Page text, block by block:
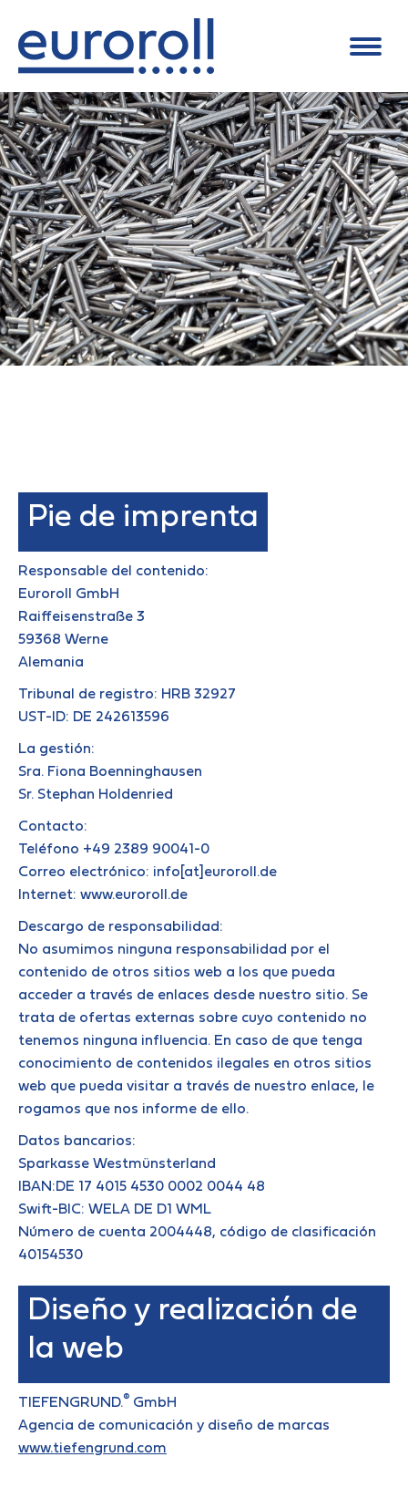
Pie de imprenta
Responsable del contenido:
Euroroll GmbH
Raiffeisenstraße 3
59368 Werne
Alemania
Tribunal de registro: HRB 32927
UST-ID: DE 242613596
La gestión:
Sra. Fiona Boenninghausen
Sr. Stephan Holdenried
Contacto:
Teléfono +49 2389 90041-0
Correo electrónico: info[at]euroroll.de
Internet: www.euroroll.de
Descargo de responsabilidad:
No asumimos ninguna responsabilidad por el
contenido de otros sitios web a los que pueda
acceder a través de enlaces desde nuestro sitio. Se
trata de ofertas externas sobre cuyo contenido no
tenemos ninguna influencia. En caso de que tenga
conocimiento de contenidos ilegales en otros sitios
web que pueda visitar a través de nuestro enlace, le
rogamos que nos informe de ello.
Datos bancarios:
Sparkasse Westmünsterland
IBAN:DE 17 4015 4530 0002 0044 48
Swift-BIC: WELA DE D1 WML
Número de cuenta 2004448, código de clasificación
40154530
Diseño y realización de
la web
TIEFENGRUND.® GmbH
Agencia de comunicación y diseño de marcas
www.tiefengrund.com